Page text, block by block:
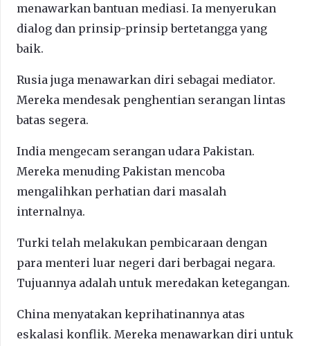
menawarkan bantuan mediasi. Ia menyerukan
dialog dan prinsip-prinsip bertetangga yang
baik.
Rusia juga menawarkan diri sebagai mediator.
Mereka mendesak penghentian serangan lintas
batas segera.
India mengecam serangan udara Pakistan.
Mereka menuding Pakistan mencoba
mengalihkan perhatian dari masalah
internalnya.
Turki telah melakukan pembicaraan dengan
para menteri luar negeri dari berbagai negara.
Tujuannya adalah untuk meredakan ketegangan.
China menyatakan keprihatinannya atas
eskalasi konflik. Mereka menawarkan diri untuk